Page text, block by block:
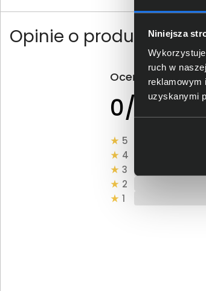
Niniejsza
ruch w
reklamowym
uzyskanymi
Opinie o produkcie
Oceń produkt
0/5 0 - ilość
5
4
3
2
1